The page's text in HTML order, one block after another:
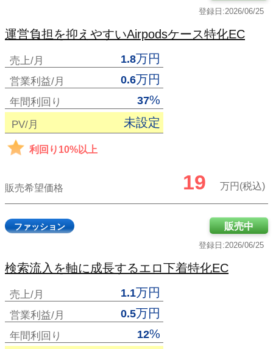
登録日:2026/06/25
運営負担を抑えやすいAirpodsケース特化EC
売上/月 1.8万円
営業利益/月 0.6万円
年間利回り 37%
PV/月 未設定
利回り10%以上
販売希望価格 19 万円(税込)
ファッション
登録日:2026/06/25
販売中
検索流入を軸に成長するエロ下着特化EC
売上/月 1.1万円
営業利益/月 0.5万円
年間利回り 12%